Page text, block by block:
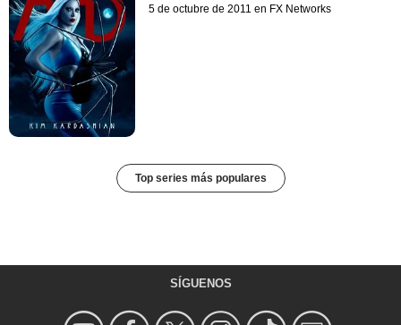
5 de octubre de 2011 en FX Networks
Top series más populares
SÍGUENOS